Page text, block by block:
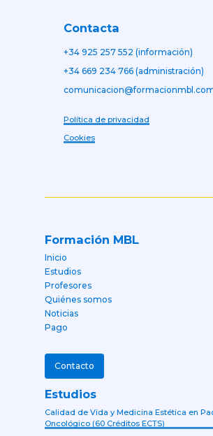
Contacta
+34 925 257 552 (información)
+34 669 234 766 (administración)
Política de privacidad
Cookies
Formación MBL
Inicio
Estudios
Profesores
Quiénes somos
Noticias
Pago
Contacto
Estudios
Calidad de Vida y Medicina Estética en
Oncológico (60 Créditos ECTS)